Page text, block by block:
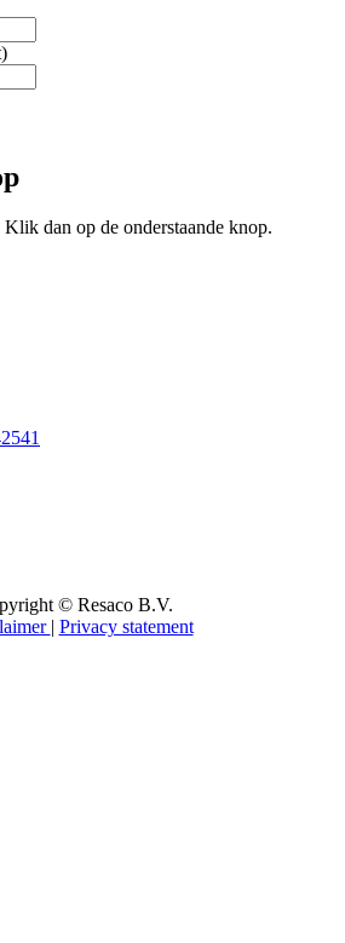
dan op de onderstaande knop.
© Resaco B.V.
| Privacy statement